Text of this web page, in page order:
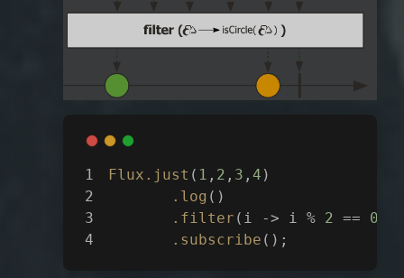
Flux .just ( 1 , 2 , 3 , 4 )
.log ()
.filter (i -> i % 2 == 0
.subscribe ();